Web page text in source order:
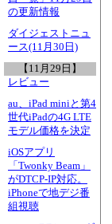
の更新情報
ダイジェストニュ
ース(11月30日)
【11月29日】
レビュー
au、iPad miniと第4
世代iPadの4G LTE
モデル価格を決定
iOSアプリ
「Twonky Beam」
がDTCP-IP対応。
iPhoneで地デジ番
組視聴